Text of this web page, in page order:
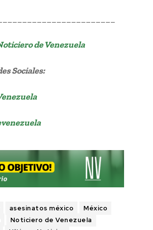
de Venezuela
Sociales:
asesinatos méxico
México
Noticiero de Venezuela